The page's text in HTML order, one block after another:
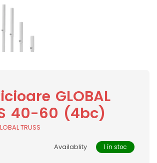
GLOBAL
40-60 (4bc)
TRUSS
Availablity 1 în stoc